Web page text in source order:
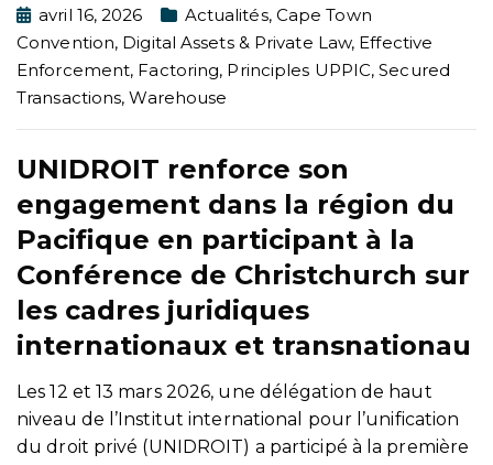
avril 16, 2026 Actualités, Cape Town
Convention, Digital Assets & Private Law, Effective
Enforcement, Factoring, Principles UPPIC,Secured
Transactions,Warehouse
UNIDROIT renforce son
engagement dans la région du
Pacifique en participant à la
Conférence de Christchurch sur
les cadres juridiques
internationaux et transnationau
Les 12 et 13 mars 2026, une délégation de haut
niveau de l’Institut international pour l’unification
du droit privé (UNIDROIT) a participé à la première